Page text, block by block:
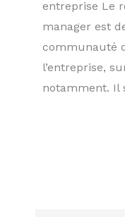
entreprise Le
manager est
communauté
l’entreprise,
notamment. Il